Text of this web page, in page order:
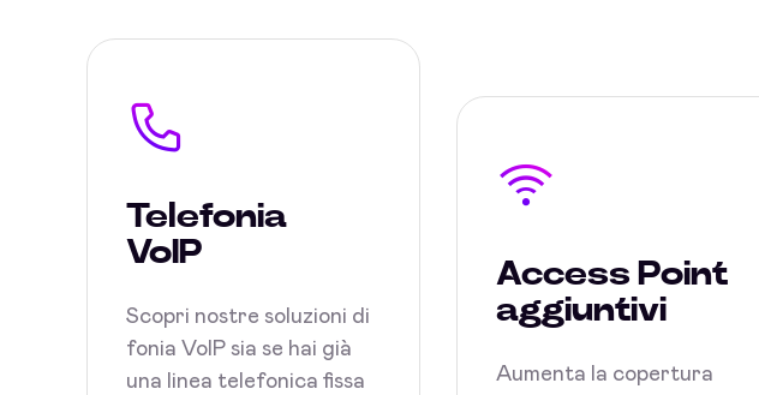
Telefonia
VoIP
Scopri nostre soluzioni di
fonia VoIP sia se hai già
una linea telefonica fissa
Access Point
aggiuntivi
Aumenta la copertura